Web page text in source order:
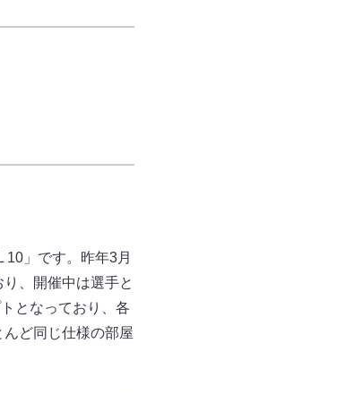
」です。昨年3月
、開催中は選手と
となっており、各
ど同じ仕様の部屋